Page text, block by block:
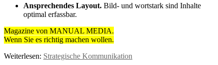
Ansprechendes Layout. Bild- und wortstark sind Inhalte
optimal erfassbar.
Magazine von MANUAL MEDIA.
Wenn Sie es richtig machen wollen.
Weiterlesen: Strategische Kommunikation